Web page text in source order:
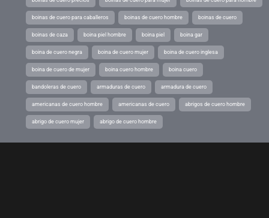
boinas de cuero para caballeros boinas de cuero hombre boinas de cuero
boinas de caza boina piel hombre boina piel boina gar
boina de cuero negra boina de cuero mujer boina de cuero inglesa
boina de cuero de mujer boina cuero hombre boina cuero
bandoleras de cuero armaduras de cuero armadura de cuero
americanas de cuero hombre americanas de cuero abrigos de cuero hombre
abrigo de cuero mujer abrigo de cuero hombre